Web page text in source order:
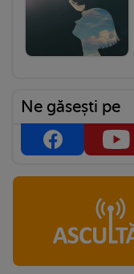
Ne găsești pe